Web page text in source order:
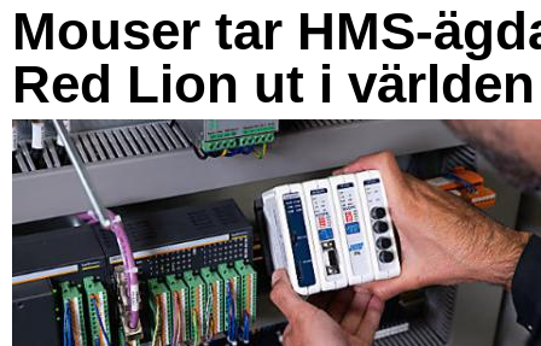
Mouser tar HMS-
Red Lion ut i världen